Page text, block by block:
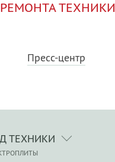
ТЕХНИКИ
Пресс-центр
ТЕХНИКИ